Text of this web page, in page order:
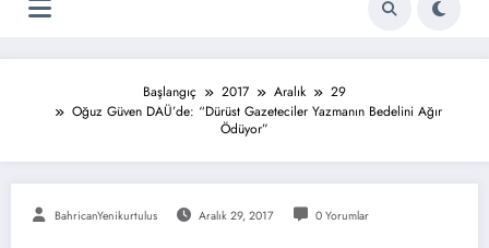
Başlangıç 2017 Aralık
29
Oğuz Güven DAÜ’de: “Dürüst Gazeteciler Yazmanın Bedelini Ağır
Ödüyor”
BahricanYenikurtulus Aralık 29, 2017 0 Yorumlar